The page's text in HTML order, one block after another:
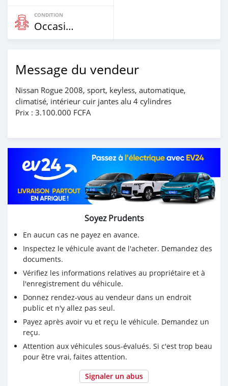
CONDITION
Occasion
Message du vendeur
Nissan Rogue 2008, sport, keyless, automatique,
climatisé, intérieur cuir jantes alu 4 cylindres
Prix : 3.100.000 FCFA
Soyez Prudents
En aucun cas ne payez en avance.
Inspectez le véhicule avant de l'acheter. Demandez des
documents.
Vérifiez les informations relatives au propriétaire et à
l'enregistrement du véhicule.
Donnez rendez-vous au vendeur dans un endroit
public et n'y allez pas seul.
Payez après avoir vu et reçu le véhicule. Demandez un
reçu.
Attention aux véhicules sous-évalués. Si c'est trop beau
pour être vrai, faites attention.
Signaler un abus